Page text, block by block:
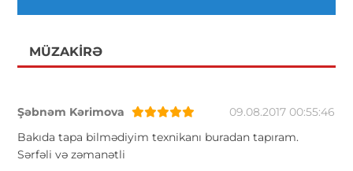
MÜZAKIRƏ
Şəbnəm Kərimova
09.08.2017 00:55:46
Bakıda tapa bilmədiyim texnikanı buradan tapıram.
Sərfəli və zəmanətli